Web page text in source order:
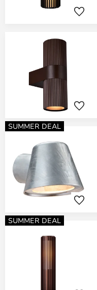
SUMMER DEAL
SUMMER DEAL